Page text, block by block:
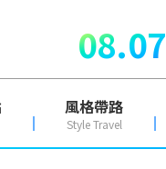
08.07
風格帶路
Style Travel